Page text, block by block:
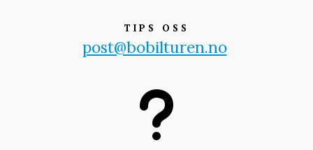
TIPS OSS
post@bobilturen.no
u